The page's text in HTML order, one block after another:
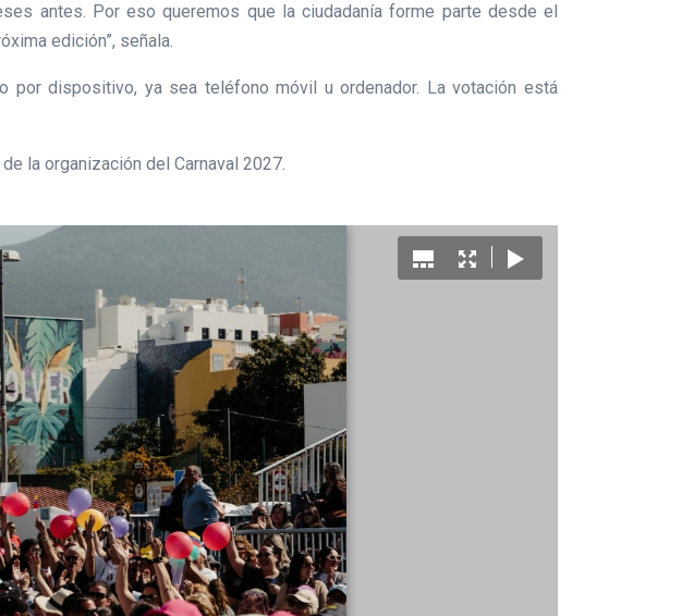
antes. Por eso queremos que la ciudadanía forme parte desde el
edición”, señala.
dispositivo, ya sea teléfono móvil u ordenador. La votación está
la organización del Carnaval 2027.